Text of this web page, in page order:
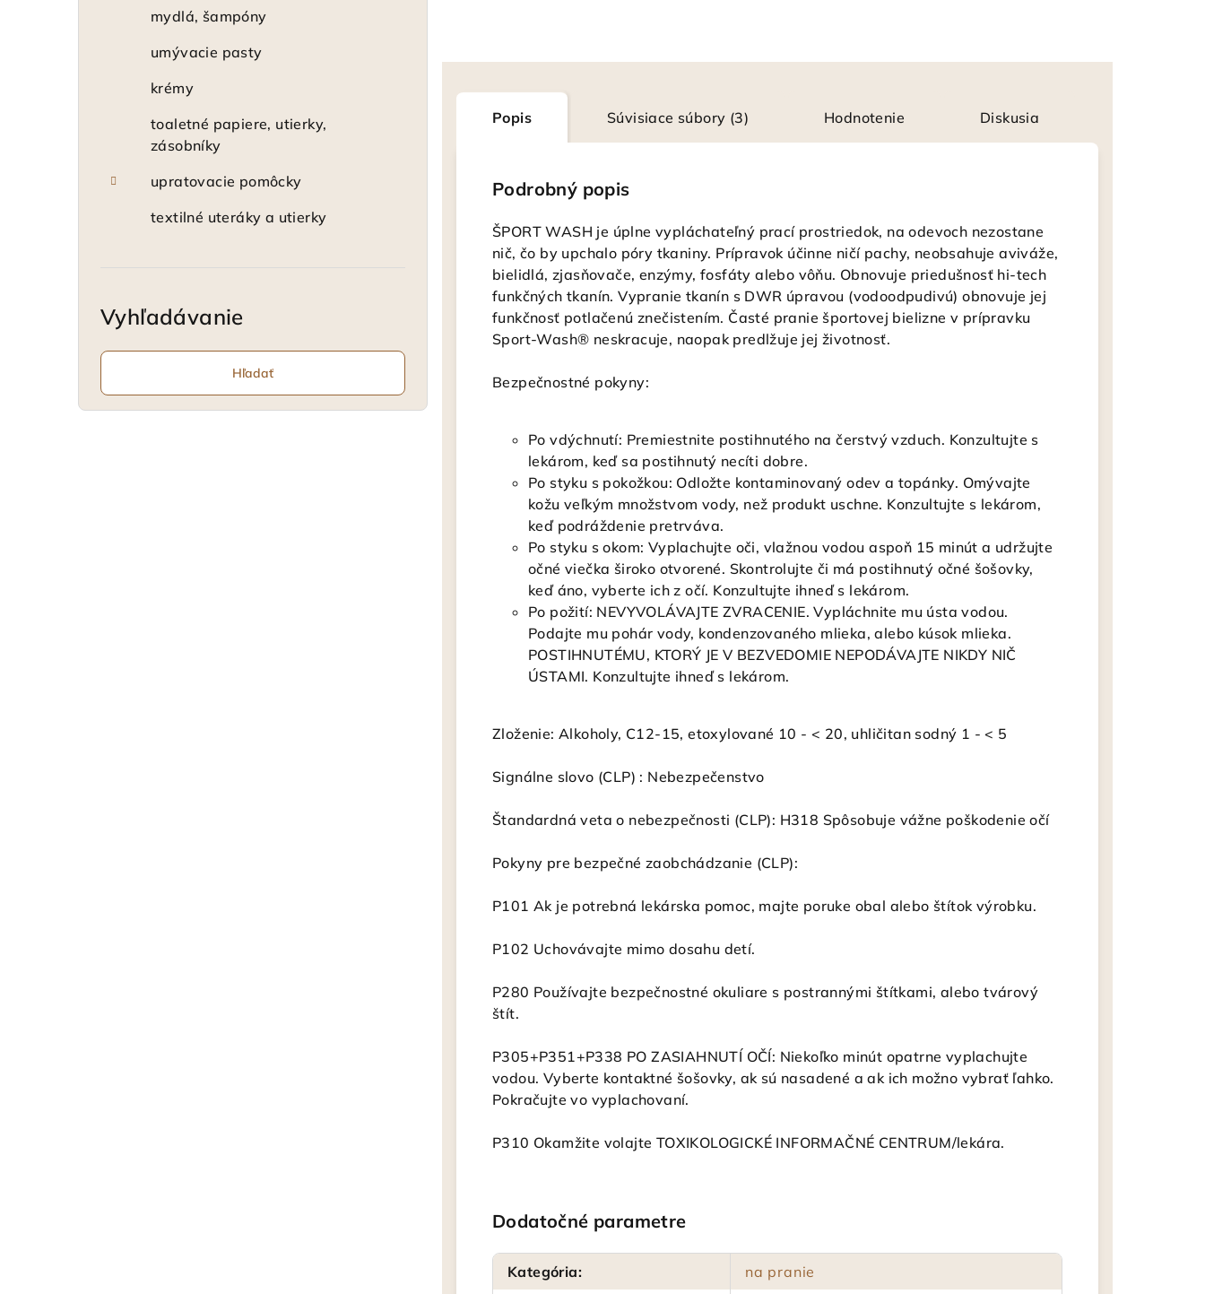
mydlá, šampóny
umývacie pasty
krémy
toaletné papiere, utierky,
zásobníky
upratovacie pomôcky
textilné uteráky a utierky
Vyhľadávanie
Hľadať
Popis Súvisiace súbory (3) Hodnotenie Diskusia
Podrobný popis
ŠPORT WASH je úplne vypláchateľný prací prostriedok, na odevoch nezostane
nič, čo by upchalo póry tkaniny. Prípravok účinne ničí pachy, neobsahuje aviváže,
bielidlá, zjasňovače, enzýmy, fosfáty alebo vôňu. Obnovuje priedušnosť hi-tech
funkčných tkanín. Vypranie tkanín s DWR úpravou (vodoodpudivú) obnovuje jej
funkčnosť potlačenú znečistením. Časté pranie športovej bielizne v prípravku
Sport-Wash® neskracuje, naopak predlžuje jej životnosť.
Bezpečnostné pokyny:
Po vdýchnutí: Premiestnite postihnutého na čerstvý vzduch. Konzultujte s
lekárom, keď sa postihnutý necíti dobre.
Po styku s pokožkou: Odložte kontaminovaný odev a topánky. Omývajte
kožu veľkým množstvom vody, než produkt uschne. Konzultujte s lekárom,
keď podráždenie pretrváva.
Po styku s okom: Vyplachujte oči, vlažnou vodou aspoň 15 minút a udržujte
očné viečka široko otvorené. Skontrolujte či má postihnutý očné šošovky,
keď áno, vyberte ich z očí. Konzultujte ihneď s lekárom.
Po požití: NEVYVOLÁVAJTE ZVRACENIE. Vypláchnite mu ústa vodou.
Podajte mu pohár vody, kondenzovaného mlieka, alebo kúsok mlieka.
POSTIHNUTÉMU, KTORÝ JE V BEZVEDOMIE NEPODÁVAJTE NIKDY NIČ
ÚSTAMI. Konzultujte ihneď s lekárom.
Zloženie: Alkoholy, C12‐15, etoxylované 10 ‐ < 20, uhličitan sodný 1 ‐ < 5
Signálne slovo (CLP) : Nebezpečenstvo
Štandardná veta o nebezpečnosti (CLP): H318 Spôsobuje vážne poškodenie očí
Pokyny pre bezpečné zaobchádzanie (CLP):
P101 Ak je potrebná lekárska pomoc, majte poruke obal alebo štítok výrobku.
P102 Uchovávajte mimo dosahu detí.
P280 Používajte bezpečnostné okuliare s postrannými štítkami, alebo tvárový
štít.
P305+P351+P338 PO ZASIAHNUTÍ OČÍ: Niekoľko minút opatrne vyplachujte
vodou. Vyberte kontaktné šošovky, ak sú nasadené a ak ich možno vybrať ľahko.
Pokračujte vo vyplachovaní.
P310 Okamžite volajte TOXIKOLOGICKÉ INFORMAČNÉ CENTRUM/lekára.
Dodatočné parametre
Kategória:
na pranie